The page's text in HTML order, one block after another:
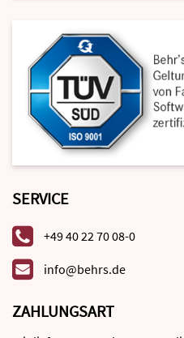
SERVICE
+49 40 22 70 08-0
info@behrs.de
ZAHLUNGSART